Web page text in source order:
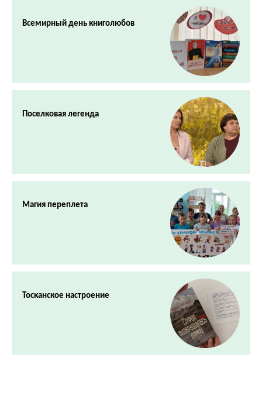
Всемирный день книголюбов
Поселковая легенда
Магия переплета
Тосканское настроение